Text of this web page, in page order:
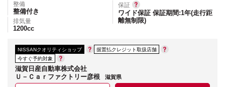
整備
整備付き
排気量
1200cc
保証
ワイド保証 保証期間:1年(走行距
離無制限)
NISSANクオリティショップ
据置払クレジット取扱店舗
今すぐ予約対象
滋賀日産自動車株式会社
Ｕ－Ｃａｒファクトリー彦根
滋賀県